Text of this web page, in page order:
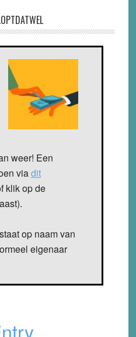
weer! Een
viadit
klik op de
op naam van
eigenaar